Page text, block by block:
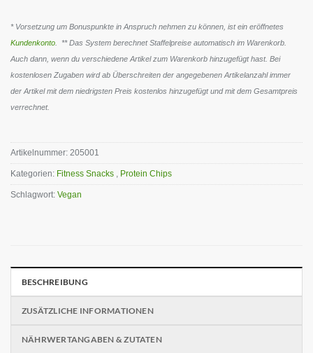
* Vorsetzung um Bonuspunkte in Anspruch nehmen zu können, ist ein eröffnetes
Kundenkonto . ** Das System berechnet Staffelpreise automatisch im Warenkorb.
Auch dann, wenn du verschiedene Artikel zum Warenkorb hinzugefügt hast. Bei
kostenlosen Zugaben wird ab Überschreiten der angegebenen Artikelanzahl immer
der Artikel mit dem niedrigsten Preis kostenlos hinzugefügt und mit dem Gesamtpreis
verrechnet.
Artikelnummer: 205001
Kategorien: Fitness Snacks , Protein Chips
Schlagwort: Vegan
BESCHREIBUNG
ZUSÄTZLICHE INFORMATIONEN
NÄHRWERTANGABEN & ZUTATEN